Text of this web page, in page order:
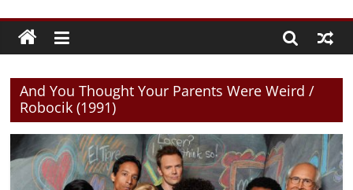
And You Thought Your Parents Were Weird /
Robocik (1991)